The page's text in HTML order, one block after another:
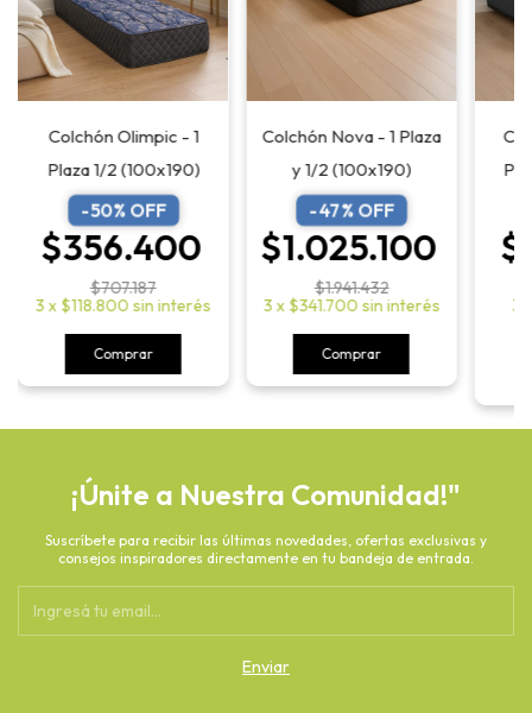
Colchón Olimpic - 1
Plaza 1/2 (100x190)
-50% OFF
$356.400
$707.187
3 x$118.800 sin interés
Comprar
Colchón Nova - 1 Plaza
y 1/2 (100x190)
-47% OFF
$1.025.100
$1.941.432
3 x$341.700 sin interés
Comprar
3
¡Únite a Nuestra Comunidad!"
Suscríbete para recibir las últimas novedades, ofertas exclusivas y
consejos inspiradores directamente en tu bandeja de entrada.